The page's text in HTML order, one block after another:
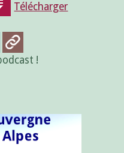
Télécharger
!